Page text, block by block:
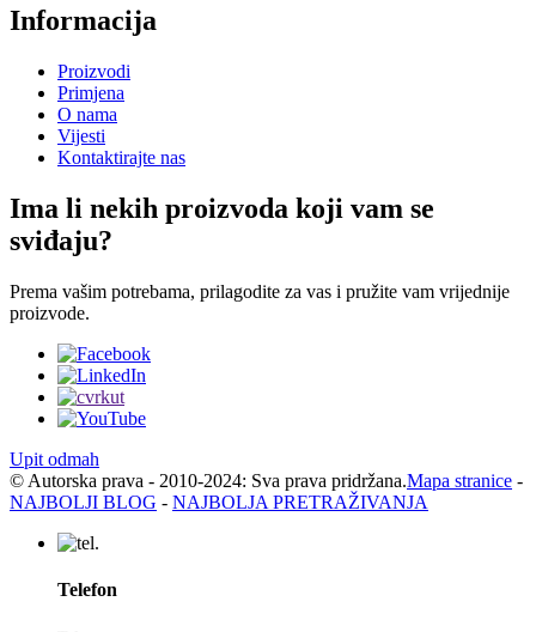
Informacija
Proizvodi
Primjena
O nama
Vijesti
Kontaktirajte nas
Ima li nekih proizvoda koji vam se
sviđaju?
Prema vašim potrebama, prilagodite za vas i pružite vam vrijednije
proizvode.
Upit odmah
© Autorska prava - 2010-2024: Sva prava pridržana.Mapa stranice -
NAJBOLJI BLOG - NAJBOLJA PRETRAŽIVANJA
Telefon